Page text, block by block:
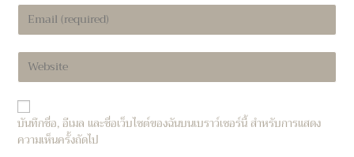
username
comment
Enter
your
address
to
Enter
your
URL
(optional)
บันทึกชื่อ, อีเมล และชื่อเว็บไซต์ของฉันบนเบราว์เซอร์นี้ สำหรับการแสดง
ความเห็นครั้งถัดไป